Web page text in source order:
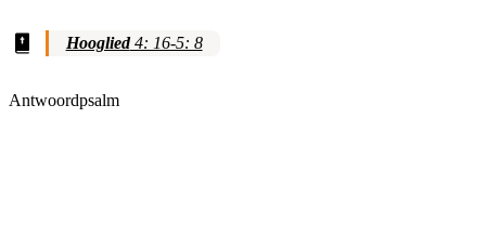
Hooglied4: 16-5: 8
Antwoordpsalm